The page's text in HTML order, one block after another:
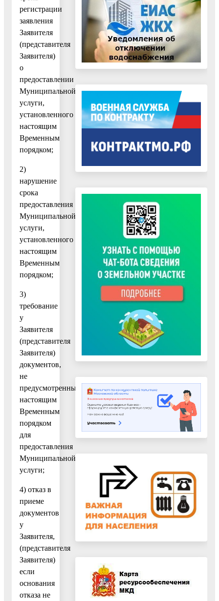
регистрации
заявления
Заявителя
(представителя
Заявителя)
о
предоставлении
Муниципальной
услуги,
установленного
настоящим
Временным
порядком;
2)
нарушение
срока
предоставления
Муниципальной
услуги,
установленного
настоящим
Временным
порядком;
3)
требование
у
Заявителя
(представителя
Заявителя)
документов,
не
предусмотренных
настоящим
Временным
порядком
для
предоставления
Муниципальной
услуги;
4) отказ в
приеме
документов
у
Заявителя,
(представителя
Заявителя)
если
основания
отказа не